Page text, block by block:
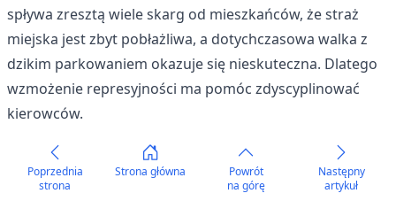
spływa zresztą wiele skarg od mieszkańców, że straż
miejska jest zbyt pobłażliwa, a dotychczasowa walka z
dzikim parkowaniem okazuje się nieskuteczna. Dlatego
wzmożenie represyjności ma pomóc zdyscyplinować
kierowców.
Poprzednia
strona
Strona główna
Powrót
na górę
Następny
artykuł